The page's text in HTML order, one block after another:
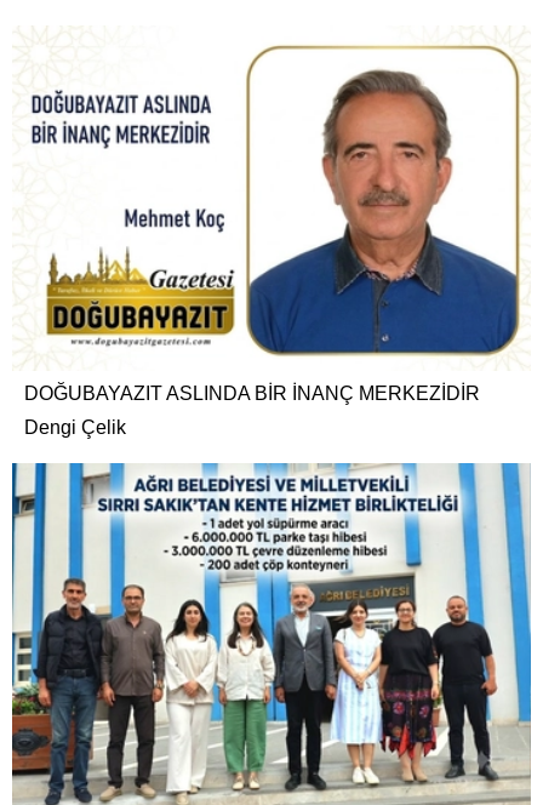
DOĞUBAYAZIT ASLINDA BİR İNANÇ MERKEZİDİR
Dengi Çelik